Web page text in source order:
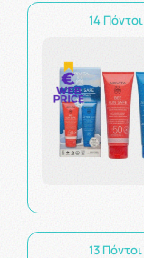
14 Πόντοι
13 Πόντοι